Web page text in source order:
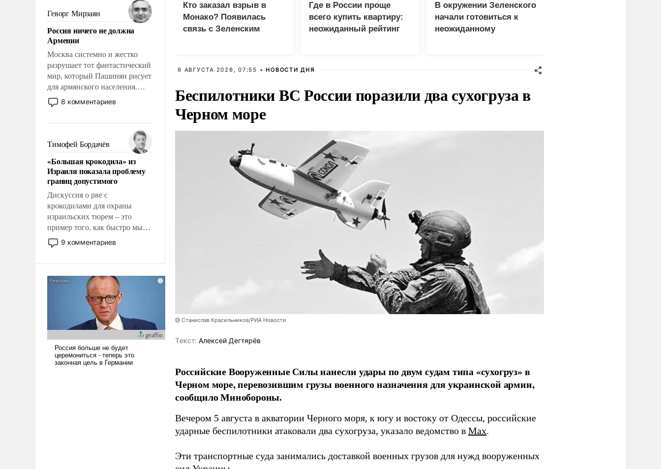
Сложившаяся ситуация
означает многолетний период
уязвимости США, например,
перед Китаем.
Геворг Мирзаян
Россия ничего не должна
Армении
Москва системно и жестко
разрушает тот фантастический
мир, который Пашинян рисует
для армянского населения.
Мир, где этому населению все
должны просто по
политические прожекты будут
беспрекословно оплачиваться
за счет российских
налогоплательщиков и где за
свои поступки не нужно
отвечать.
8 комментариев
Тимофей Бордачёв
«Большая крокодила» из
Израиля показала проблему
границ допустимого
Дискуссия о рве с
крокодилами для охраны
израильских тюрем – это
пример того, как быстро мы
двигаемся по пути
революционных изменений.
псевдонаучной фантастики,
стало всерьез обсуждаемой
9 комментариев
Кто заказал взрыв в
Монако? Появилась
связь с Зеленским
Где в России проще
всего купить квартиру:
неожиданный рейтинг
В окружении Зеленского
начали готовиться к
неожиданному
6 АВГУСТА 2026, 07:55 • НОВОСТИ ДНЯ
Беспилотники ВС России поразили два сухогруза в
Черном море
@ Станислав Красильников/РИА Новости
Tекст: Алексей Дегтярёв
Российские Вооруженные Силы нанесли удары по двум судам типа «сухогруз» в
Черном море, перевозившим грузы военного назначения для украинской армии,
сообщило Минобороны.
Вечером 5 августа в акватории Черного моря, к югу и востоку от Одессы, российские
ударные беспилотники атаковали два сухогруза, указало ведомство в Max.
Эти транспортные суда занимались доставкой военных грузов для нужд вооруженных